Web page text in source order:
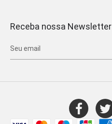
Receba nossa Newsletter